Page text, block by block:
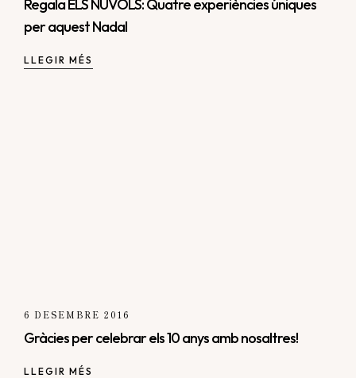
Regala ELS NÚVOLS: Quatre experiències úniques
per aquest Nadal
LLEGIR MÉS
6 DESEMBRE 2016
Gràcies per celebrar els 10 anys amb nosaltres!
LLEGIR MÉS